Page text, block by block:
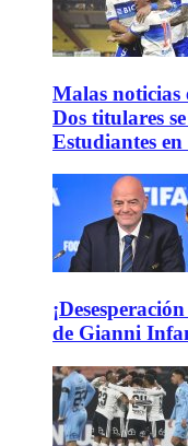
Malas noticias
Dos titulares
Estudiantes
de Gianni